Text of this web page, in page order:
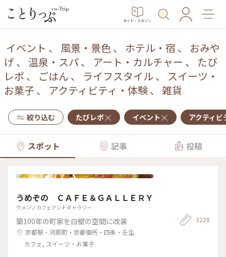
ガイド・マガジン
イベント 、 風景・景色、 ホテル・宿 、 おみや
げ 、 温泉・スパ、 アート・カルチャー 、 たび
レポ 、 ごはん 、 ライフスタイル、 スイーツ・
お菓子、 アクティビティ・体験、 雑貨
絞り込む たびレポ イベント アクティビ
スポット 記事 投稿
うめぞの ＣＡＦＥ＆ＧＡＬＬＥＲＹ
ウメゾノカフェアンドギャラリー
築100年の町家を白壁の空間に改装
京都駅・河原町・京都御所・四条・壬生
カフェ, スイーツ・お菓子
3228